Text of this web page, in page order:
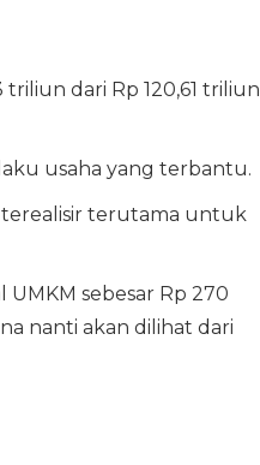
dari Rp 120,61 triliun
usaha yang terbantu.
terealisir terutama untuk
sebesar Rp 270
nanti akan dilihat dari